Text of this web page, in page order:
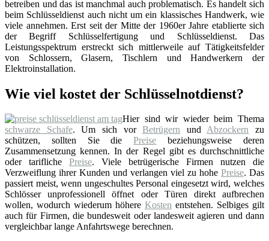
betreiben und das ist manchmal auch problematisch. Es handelt sich
beim Schlüsseldienst auch nicht um ein klassisches Handwerk, wie
viele annehmen. Erst seit der Mitte der 1960er Jahre etablierte sich
der Begriff Schlüsselfertigung und Schlüsseldienst. Das
Leistungsspektrum erstreckt sich mittlerweile auf Tätigkeitsfelder
von Schlossern, Glasern, Tischlern und Handwerkern der
Elektroinstallation.
Wie viel kostet der Schlüsselnotdienst?
Hier sind wir wieder beim Thema
schwarze Schafe. Um sich vorBetrügern undAbzockern zu
schützen, sollten Sie diePreise beziehungsweise deren
Zusammensetzung kennen. In der Regel gibt es durchschnittliche
oder tarifliche Preise. Viele betrügerische Firmen nutzen die
Verzweiflung ihrer Kunden und verlangen viel zu hohe Preise. Das
passiert meist, wenn ungeschultes Personal eingesetzt wird, welches
Schlösser unprofessionell öffnet oder Türen direkt aufbrechen
wollen, wodurch wiederum höhere Kosten entstehen. Selbiges gilt
auch für Firmen, die bundesweit oder landesweit agieren und dann
vergleichbar lange Anfahrtswege berechnen.